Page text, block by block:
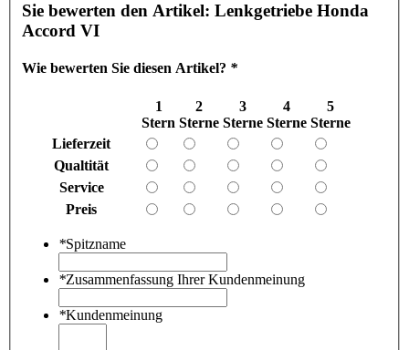
Sie bewerten den Artikel: Lenkgetriebe Honda
Accord VI
Wie bewerten Sie diesen Artikel? *
1
Stern
2
Sterne
3
Sterne
4
Sterne
5
Sterne
Lieferzeit
Qualtität
Service
Preis
*Spitzname
*Zusammenfassung Ihrer Kundenmeinung
*Kundenmeinung